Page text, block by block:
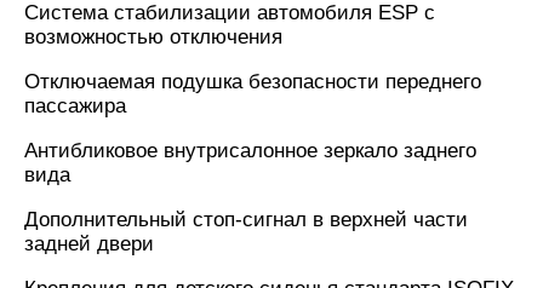
Система стабилизации автомобиля ESP с
возможностью отключения
Отключаемая подушка безопасности переднего
пассажира
Антибликовое внутрисалонное зеркало заднего
вида
Дополнительный стоп-сигнал в верхней части
задней двери